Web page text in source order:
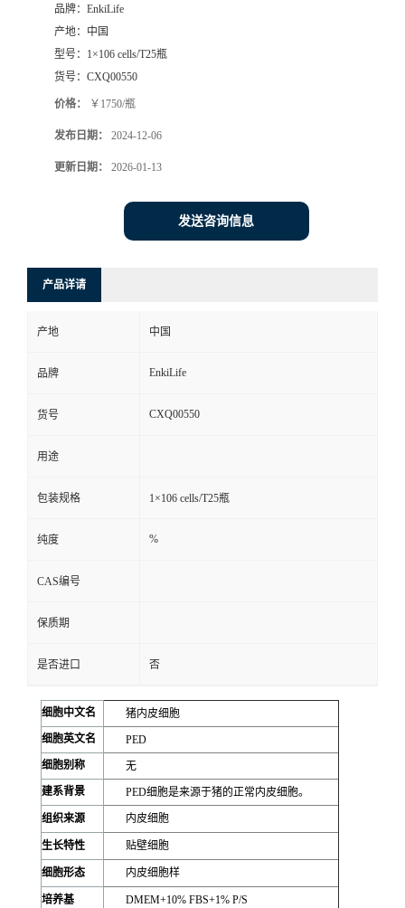
品牌： EnkiLife
产地： 中国
型号： 1×106 cells/T25瓶
货号： CXQ00550
价格： ￥1750/瓶
发布日期： 2024-12-06
更新日期： 2026-01-13
发送咨询信息
产品详请
产地 中国
品牌 EnkiLife
货号 CXQ00550
用途
包装规格 1×106 cells/T25瓶
纯度 %
CAS编号
保质期
是否进口 否
细胞中文名
猪内皮细胞
细胞英文名
PED
细胞别称
无
建系背景
PED细胞是来源于猪的正常内皮细胞。
组织来源 内皮细胞
生长特性 贴壁细胞
细胞形态 内皮细胞样
培养基 DMEM+10% FBS+1% P/S